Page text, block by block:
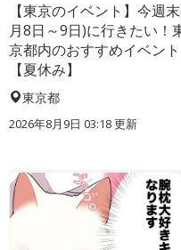
【東京のイベント】今週
月8日～9日)に行きたい！
京都内のおすすめイベント
【夏休み】
東京都
2026年8月9日 03:18更新